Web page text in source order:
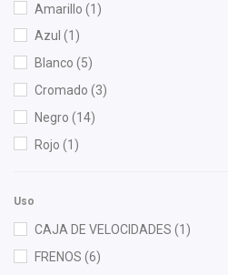
FPI(1)
Fritec(3)
Amarillo (1)
Azul (1)
Blanco (5)
Cromado (3)
Negro (14)
Rojo (1)
Uso
CAJA DE VELOCIDADES (1)
FRENOS (6)